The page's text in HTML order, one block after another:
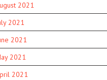
2021
2021
2021
2021
2021